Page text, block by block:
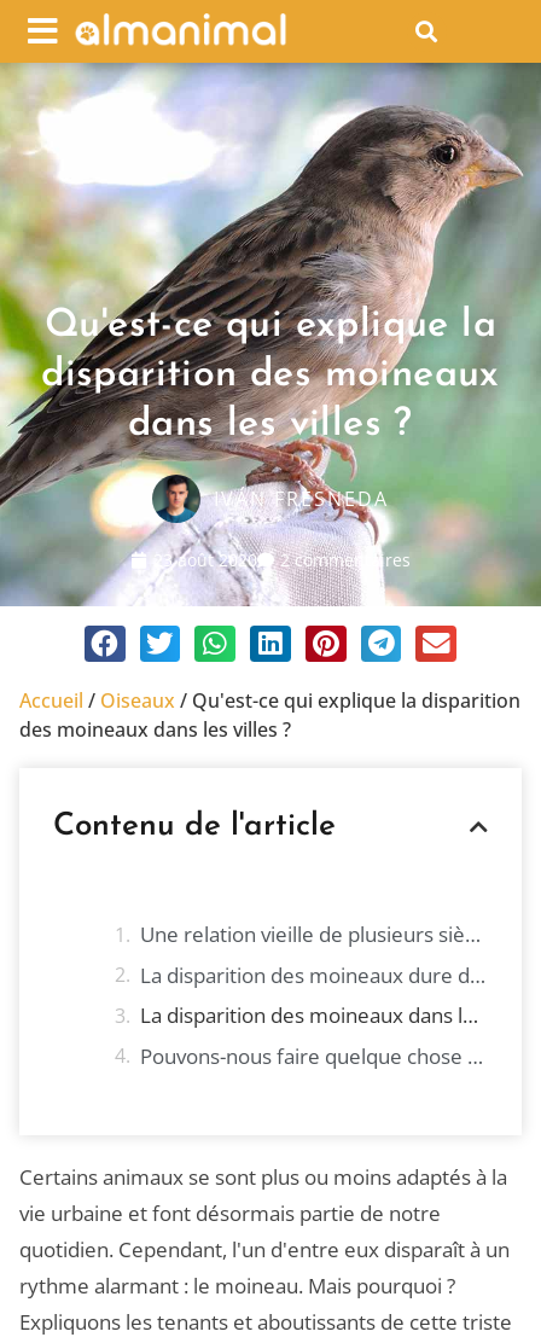
Qu'est-ce qui explique la
disparition des moineaux
dans les villes ?
IVÁN FRESNEDA
23 août 2020 2 commentaires
Accueil / Oiseaux / Qu'est-ce qui explique la disparition
des moineaux dans les villes ?
Contenu de l'article
Une relation vieille de plusieurs siècles
La disparition des moineaux dure depuis des années.
La disparition des moineaux dans les villes d'aujourd'hui
Pouvons-nous faire quelque chose pour ramener les moineaux ?
Certains animaux se sont plus ou moins adaptés à la
vie urbaine et font désormais partie de notre
quotidien. Cependant, l'un d'entre eux disparaît à un
rythme alarmant : le moineau. Mais pourquoi ?
Expliquons les tenants et aboutissants de cette triste